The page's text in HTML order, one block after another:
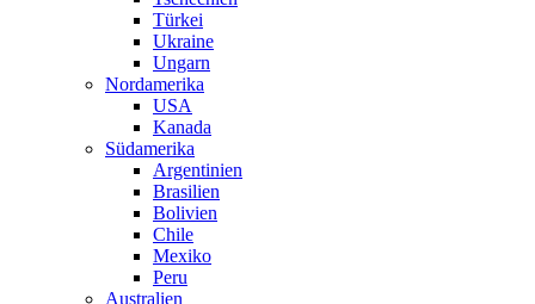
Türkei
Ukraine
Ungarn
Nordamerika
USA
Kanada
Südamerika
Argentinien
Brasilien
Bolivien
Chile
Mexiko
Peru
Australien